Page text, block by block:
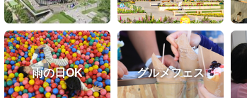
雨の日OK グルメフェス